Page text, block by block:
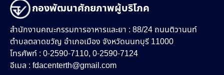
กองพัฒนาศักยภาพผู้บริโภค
สำนักงานคณะกรรมการอาหารและยา : 88/24 ถนนติวานนท์
ตำบลตลาดขวัญ อำเภอเมือง จังหวัดนนทบุรี 11000
โทรศัพท์ : 0-2590-7110, 0-2590-7124
อีเมล : fdacenterth@gmail.com